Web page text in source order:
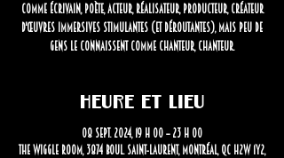
comme écrivain, poète, acteur, réalisateur, producteur, créateur
d'œuvres immersives stimulantes (et déroutantes), mais peu de
gens le connaissent comme chanteur, chanteur.
Heure et lieu
08 sept. 2024, 19 h 00 – 23 h 00
The Wiggle Room, 3874 Boul. Saint-Laurent, Montréal, QC H2W 1Y2,